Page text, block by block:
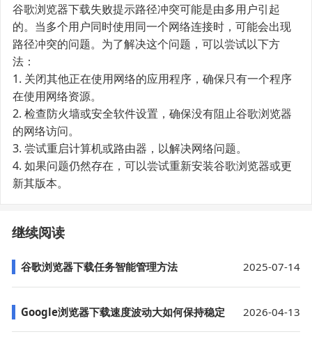
谷歌浏览器下载失败提示路径冲突可能是由多用户引起
的。当多个用户同时使用同一个网络连接时，可能会出现
路径冲突的问题。为了解决这个问题，可以尝试以下方
法：
1. 关闭其他正在使用网络的应用程序，确保只有一个程序
在使用网络资源。
2. 检查防火墙或安全软件设置，确保没有阻止谷歌浏览器
的网络访问。
3. 尝试重启计算机或路由器，以解决网络问题。
4. 如果问题仍然存在，可以尝试重新安装谷歌浏览器或更
新其版本。
继续阅读
谷歌浏览器下载任务智能管理方法 2025-07-14
Google浏览器下载速度波动大如何保持稳定 2026-04-13